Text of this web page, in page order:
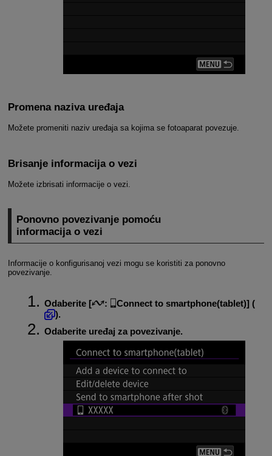
Promena naziva uređaja
Možete promeniti naziv uređaja sa kojima se fotoaparat povezuje.
Brisanje informacija o vezi
Možete izbrisati informacije o vezi.
Ponovno povezivanje pomoću
informacija o vezi
Informacije o konfigurisanoj vezi mogu se koristiti za ponovno
povezivanje.
Odaberite [ : Connect to smartphone(tablet)] (
).
Odaberite uređaj za povezivanje.